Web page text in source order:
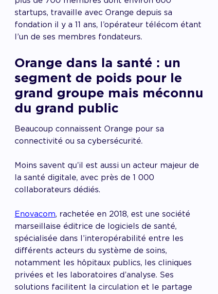
startups, travaille avec Orange depuis sa
fondation il y a 11 ans, l’opérateur télécom étant
l’un de ses membres fondateurs.
Orange dans la santé : un
segment de poids pour le
grand groupe mais méconnu
du grand public
Beaucoup connaissent Orange pour sa
connectivité ou sa cybersécurité.
Moins savent qu’il est aussi un acteur majeur de
la santé digitale, avec près de 1 000
collaborateurs dédiés.
Enovacom, rachetée en 2018, est une société
marseillaise éditrice de logiciels de santé,
spécialisée dans l’interopérabilité entre les
différents acteurs du système de soins,
notamment les hôpitaux publics, les cliniques
privées et les laboratoires d’analyse. Ses
solutions facilitent la circulation et le partage